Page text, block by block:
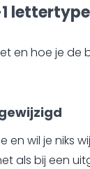
en hoe je
en wil je niks
als bij een